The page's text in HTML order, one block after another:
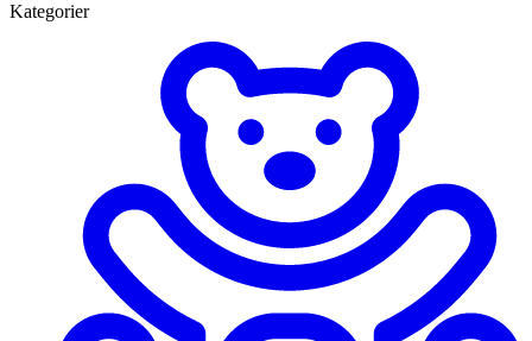
Kategorier